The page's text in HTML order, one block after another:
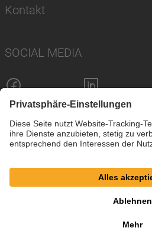
Kontakt
SOCIAL MEDIA
Datenschutz
Cookie-Einstellungen
AGB